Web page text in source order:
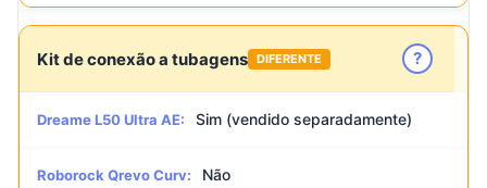
Kit de conexão a tubagens DIFERENTE ?
Dreame L50 Ultra AE: Sim (vendido separadamente)
Roborock Qrevo Curv: Não